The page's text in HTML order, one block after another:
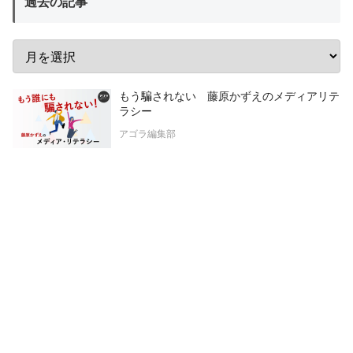
もう騙されない 藤原かずえのメディアリテ
ラシー
アゴラ編集部